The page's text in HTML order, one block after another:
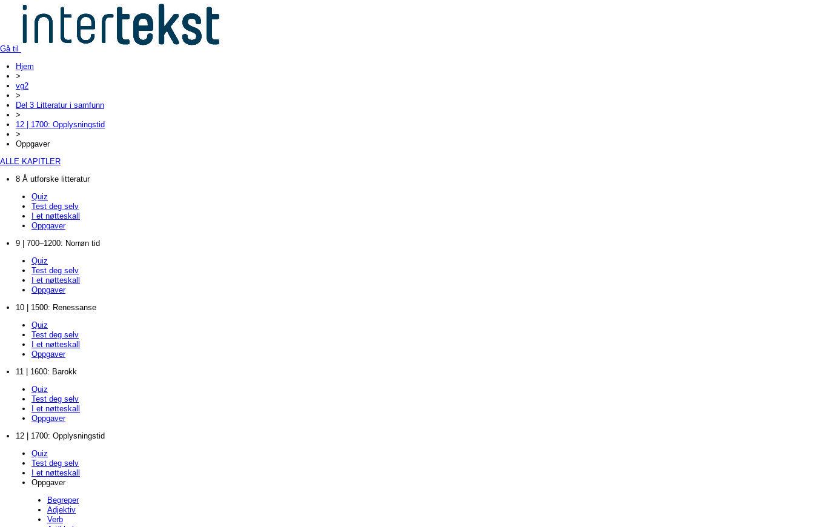
Gå til
Hjem
>
vg2
>
Del 3 Litteratur i samfunn
>
12 | 1700: Opplysningstid
>
Oppgaver
ALLE KAPITLER
8 Å utforske litteratur
Quiz
Test deg selv
I et nøtteskall
Oppgaver
9 | 700–1200: Norrøn tid
Quiz
Test deg selv
I et nøtteskall
Oppgaver
10 | 1500: Renessanse
Quiz
Test deg selv
I et nøtteskall
Oppgaver
11 | 1600: Barokk
Quiz
Test deg selv
I et nøtteskall
Oppgaver
12 | 1700: Opplysningstid
Quiz
Test deg selv
I et nøtteskall
Oppgaver
Begreper
Adjektiv
Verb